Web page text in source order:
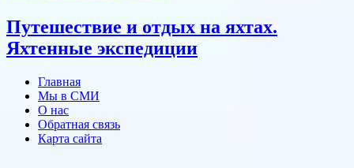
Путешествие и отдых на яхтах.
Яхтенные экспедиции
Главная
Мы в СМИ
О нас
Обратная связь
Карта сайта